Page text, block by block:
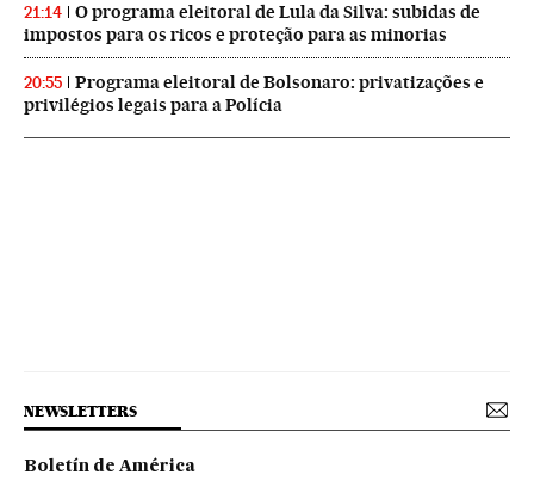
21:14
O programa eleitoral de Lula da Silva: subidas de
impostos para os ricos e proteção para as minorias
20:55
Programa eleitoral de Bolsonaro: privatizações e
privilégios legais para a Polícia
NEWSLETTERS
Boletín de América